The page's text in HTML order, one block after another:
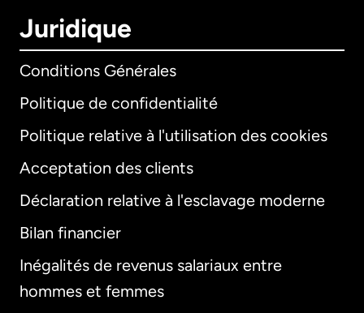
Juridique
Conditions Générales
Politique de confidentialité
Politique relative à l'utilisation des cookies
Acceptation des clients
Déclaration relative à l'esclavage moderne
Bilan financier
Inégalités de revenus salariaux entre
hommes et femmes
International